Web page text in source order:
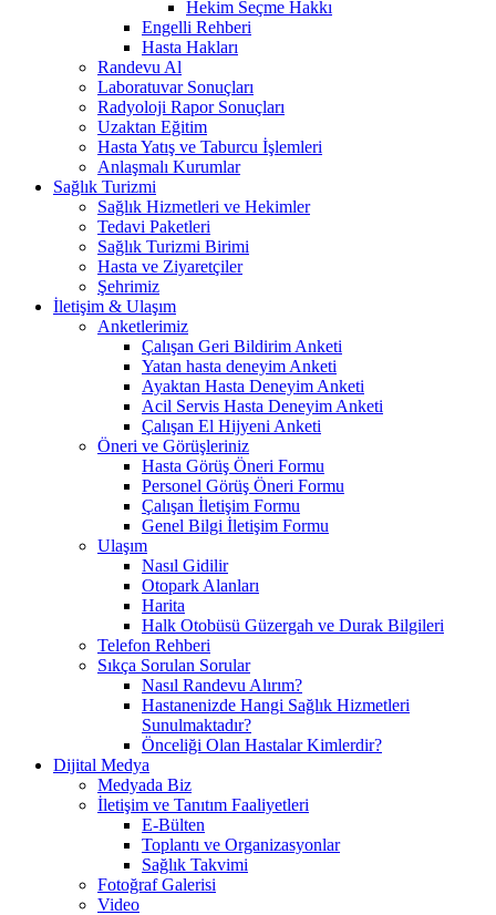
Hekim Seçme Hakkı
Engelli Rehberi
Hasta Hakları
Randevu Al
Laboratuvar Sonuçları
Radyoloji Rapor Sonuçları
Uzaktan Eğitim
Hasta Yatış ve Taburcu İşlemleri
Anlaşmalı Kurumlar
Sağlık Turizmi
Sağlık Hizmetleri ve Hekimler
Tedavi Paketleri
Sağlık Turizmi Birimi
Hasta ve Ziyaretçiler
Şehrimiz
İletişim & Ulaşım
Anketlerimiz
Çalışan Geri Bildirim Anketi
Yatan hasta deneyim Anketi
Ayaktan Hasta Deneyim Anketi
Acil Servis Hasta Deneyim Anketi
Çalışan El Hijyeni Anketi
Öneri ve Görüşleriniz
Hasta Görüş Öneri Formu
Personel Görüş Öneri Formu
Çalışan İletişim Formu
Genel Bilgi İletişim Formu
Ulaşım
Nasıl Gidilir
Otopark Alanları
Harita
Halk Otobüsü Güzergah ve Durak Bilgileri
Telefon Rehberi
Sıkça Sorulan Sorular
Nasıl Randevu Alırım?
Hastanenizde Hangi Sağlık Hizmetleri
Sunulmaktadır?
Önceliği Olan Hastalar Kimlerdir?
Dijital Medya
Medyada Biz
İletişim ve Tanıtım Faaliyetleri
E-Bülten
Toplantı ve Organizasyonlar
Sağlık Takvimi
Fotoğraf Galerisi
Video